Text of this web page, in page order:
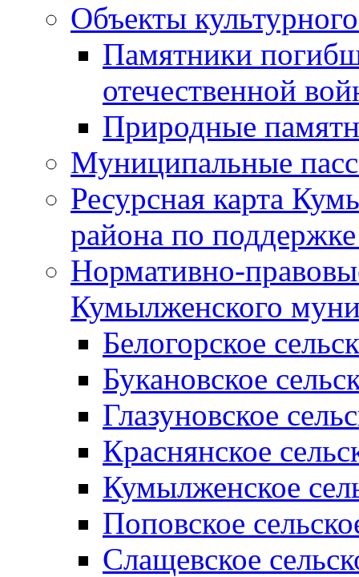
Объекты
Памятники
отечественной
Природные
Муниципальные
Ресурсная карта
района по
Нормативно-
Кумылженского
Белогорское
Букановское
Глазуновское
Краснянское
Кумылженское
Поповское
Слащевское